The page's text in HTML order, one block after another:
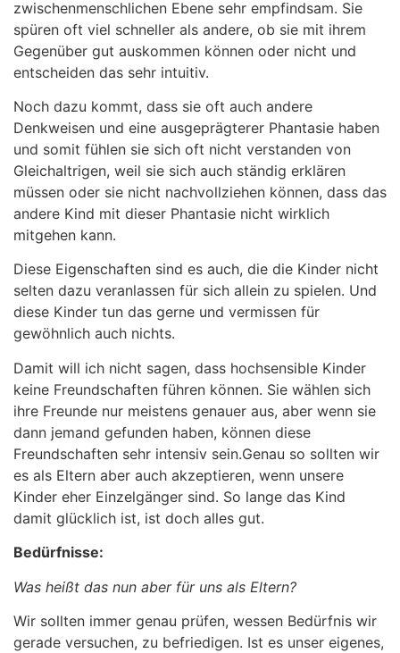
zwischenmenschlichen Ebene sehr empfindsam. Sie
spüren oft viel schneller als andere, ob sie mit ihrem
Gegenüber gut auskommen können oder nicht und
entscheiden das sehr intuitiv.
Noch dazu kommt, dass sie oft auch andere
Denkweisen und eine ausgeprägterer Phantasie haben
und somit fühlen sie sich oft nicht verstanden von
Gleichaltrigen, weil sie sich auch ständig erklären
müssen oder sie nicht nachvollziehen können, dass das
andere Kind mit dieser Phantasie nicht wirklich
mitgehen kann.
Diese Eigenschaften sind es auch, die die Kinder nicht
selten dazu veranlassen für sich allein zu spielen. Und
diese Kinder tun das gerne und vermissen für
gewöhnlich auch nichts.
Damit will ich nicht sagen, dass hochsensible Kinder
keine Freundschaften führen können. Sie wählen sich
ihre Freunde nur meistens genauer aus, aber wenn sie
dann jemand gefunden haben, können diese
Freundschaften sehr intensiv sein.Genau so sollten wir
es als Eltern aber auch akzeptieren, wenn unsere
Kinder eher Einzelgänger sind. So lange das Kind
damit glücklich ist, ist doch alles gut.
Bedürfnisse:
Was heißt das nun aber für uns als Eltern?
Wir sollten immer genau prüfen, wessen Bedürfnis wir
gerade versuchen, zu befriedigen. Ist es unser eigenes,